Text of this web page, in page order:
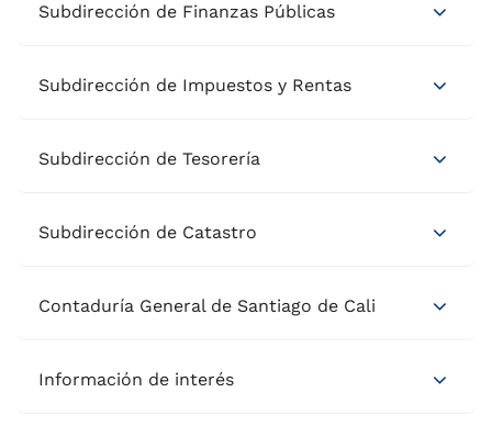
Subdirección de Finanzas Públicas
Subdirección de Impuestos y Rentas
Subdirección de Tesorería
Subdirección de Catastro
Contaduría General de Santiago de Cali
Información de interés